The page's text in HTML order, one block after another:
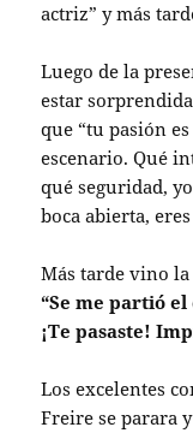
actriz” y más
Luego de la
estar
que “tu pasión
escenario. Qué
qué seguridad,
boca abierta,
Más tarde vino
“Se me partió
¡Te pasaste!
Los excelentes
Freire se parara